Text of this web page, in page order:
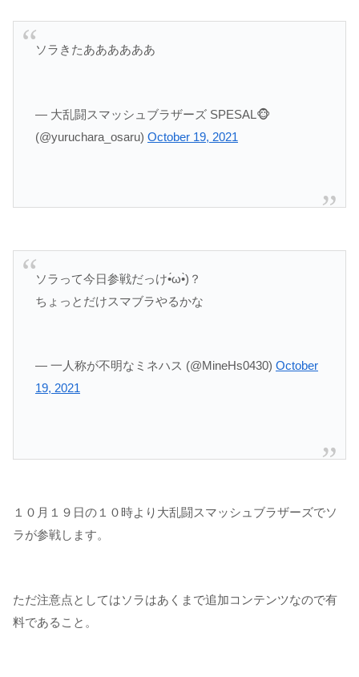
ソラきたああああああ
— 大乱闘スマッシュブラザーズ SPESAL🐵
(@yuruchara_osaru) October 19, 2021
ソラって今日参戦だっけ•́ω•̀)？
ちょっとだけスマブラやるかな
— 一人称が不明なミネハス (@MineHs0430) October
19, 2021
１０月１９日の１０時より大乱闘スマッシュブラザーズでソ
ラが参戦します。
ただ注意点としてはソラはあくまで追加コンテンツなので有
料であること。